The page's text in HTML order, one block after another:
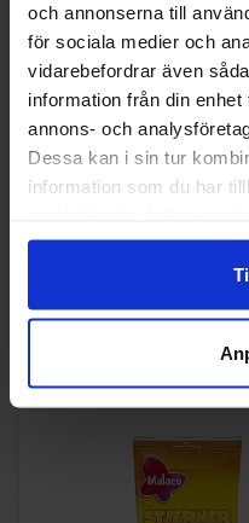
och annonserna till
för sociala medier och
vidarebefordrar även
information från din
annons- och
Dessa kan i sin tur
information som du har
Tomteklubba Frukt
1.09 EUR
Osta